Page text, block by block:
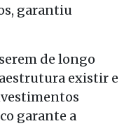
garantiu
de longo
existir e
garante a